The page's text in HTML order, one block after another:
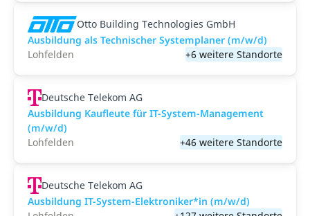
Otto Building Technologies GmbH
Ausbildung als Technischer Systemplaner (m/w/d)
Lohfelden
+6 weitere Standorte
Deutsche Telekom AG
Ausbildung Kaufleute für IT-System-Management
(m/w/d)
Lohfelden
+46 weitere Standorte
Deutsche Telekom AG
Ausbildung IT-System-Elektroniker*in (m/w/d)